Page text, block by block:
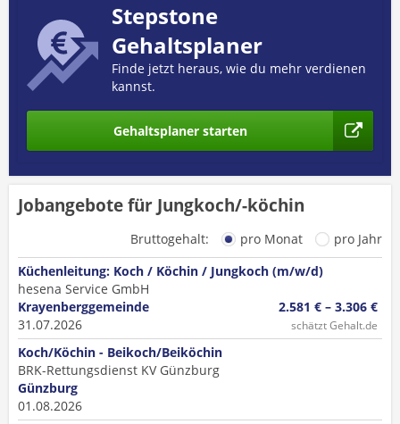
Stepstone
Gehaltsplaner
Finde jetzt heraus, wie du mehr verdienen
kannst.
Gehaltsplaner starten
Jobangebote für Jungkoch/-köchin
Bruttogehalt: pro Monat
pro Jahr
Küchenleitung: Koch / Köchin / Jungkoch (m/w/d)
hesena Service GmbH
Krayenberggemeinde
31.07.2026
2.581 € – 3.306 €
schätzt Gehalt.de
Koch/Köchin - Beikoch/Beiköchin
BRK-Rettungsdienst KV Günzburg
Günzburg
01.08.2026